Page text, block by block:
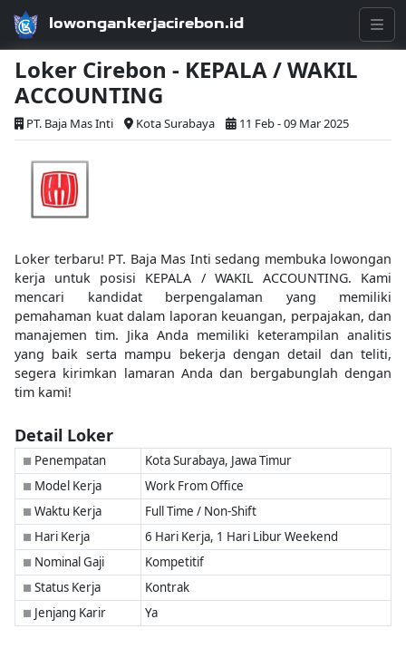
lowongankerjacirebon.id
Loker Cirebon - KEPALA / WAKIL
ACCOUNTING
PT. Baja Mas Inti Kota Surabaya 11 Feb - 09 Mar 2025
Loker terbaru! PT. Baja Mas Inti sedang membuka lowongan
kerja untuk posisi KEPALA / WAKIL ACCOUNTING. Kami
mencari kandidat berpengalaman yang memiliki
pemahaman kuat dalam laporan keuangan, perpajakan, dan
manajemen tim. Jika Anda memiliki keterampilan analitis
yang baik serta mampu bekerja dengan detail dan teliti,
segera kirimkan lamaran Anda dan bergabunglah dengan
tim kami!
Detail Loker
■ Penempatan Kota Surabaya, Jawa Timur
■ Model Kerja Work From Office
■ Waktu Kerja Full Time / Non-Shift
■ Hari Kerja 6 Hari Kerja, 1 Hari Libur Weekend
■ Nominal Gaji Kompetitif
■ Status Kerja Kontrak
■ Jenjang Karir Ya